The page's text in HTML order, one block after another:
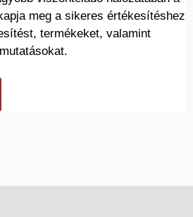
meg a sikeres értékesítéshez
termékeket, valamint